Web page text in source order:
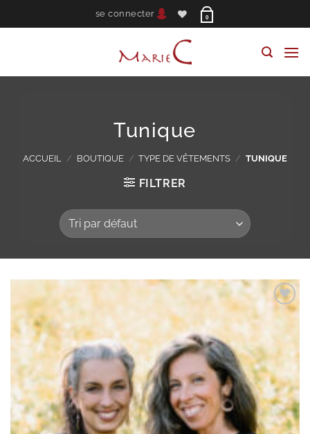
au
se connecter 0
Tunique
ACCUEIL / BOUTIQUE / TYPE DE VÊTEMENTS / TUNIQUE
FILTRER
Ajouter